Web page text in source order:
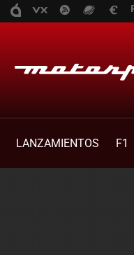
LANZAMIENTOS F1